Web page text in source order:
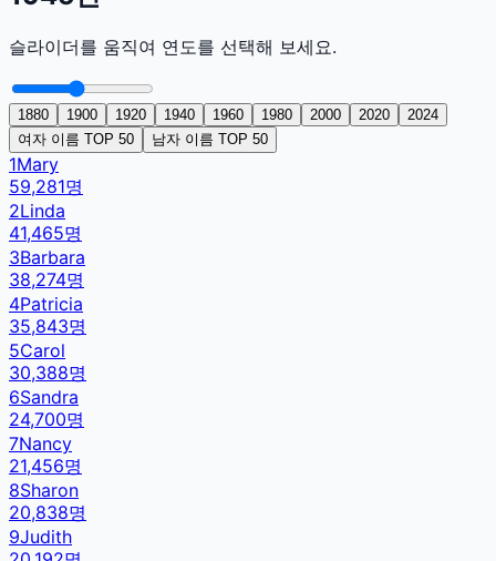
슬라이더를 움직여 연도를 선택해 보세요.
1880 1900 1920 1940 1960 1980 2000 2020
2024
여자 이름 TOP 50
남자 이름 TOP 50
1Mary
59,281명
2Linda
41,465명
3Barbara
38,274명
4Patricia
35,843명
5Carol
30,388명
6Sandra
24,700명
7Nancy
21,456명
8Sharon
20,838명
9Judith